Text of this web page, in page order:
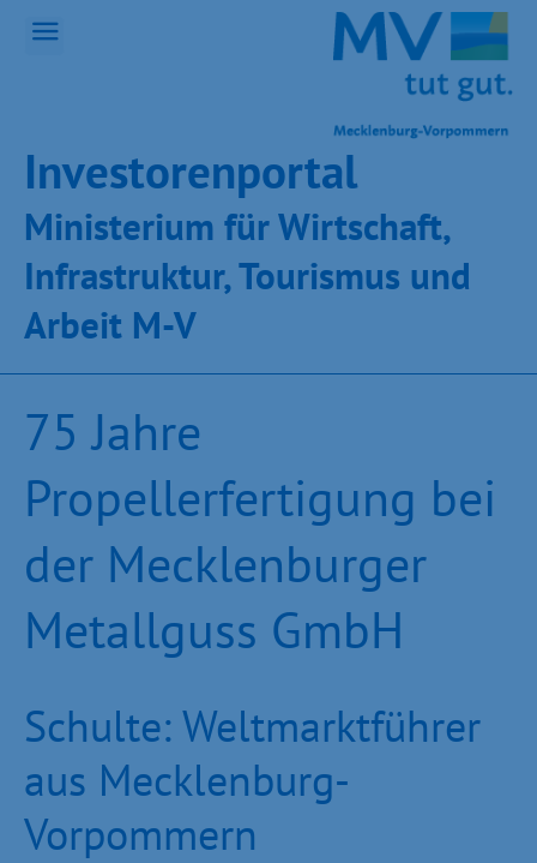
Inves­toren­por­tal
Ministeri­um für Wirt­schaft,
Infra­struk­tur, Tou­ris­mus und
Ar­beit M-V
75 Jahre
Propellerfertigung bei
der Mecklenburger
Metallguss GmbH
Schulte: Weltmarktführer
aus Mecklenburg-
Vorpommern